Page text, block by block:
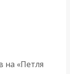
на «Петля